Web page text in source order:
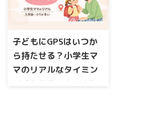
2026/3/6
子どもにGPSはいつか
ら持たせる？小学生マ
マのリアルなタイミン
グ【入学前〜小1が多